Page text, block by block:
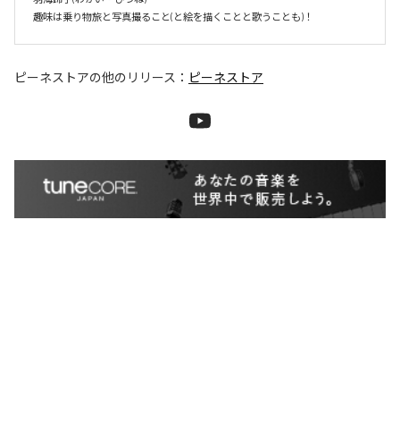
ピーネストアの他のリリース： ピーネストア